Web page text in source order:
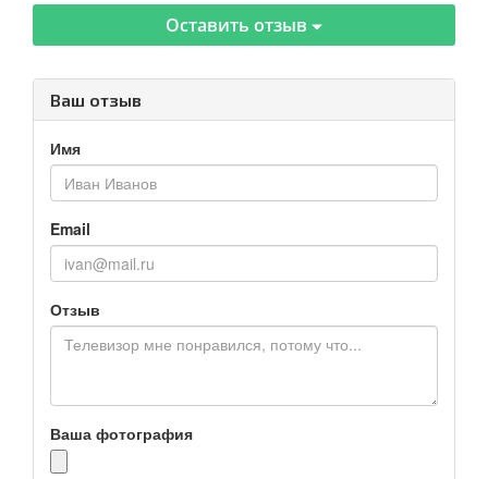
Оставить отзыв
Ваш отзыв
Имя
Email
Отзыв
Ваша фотография